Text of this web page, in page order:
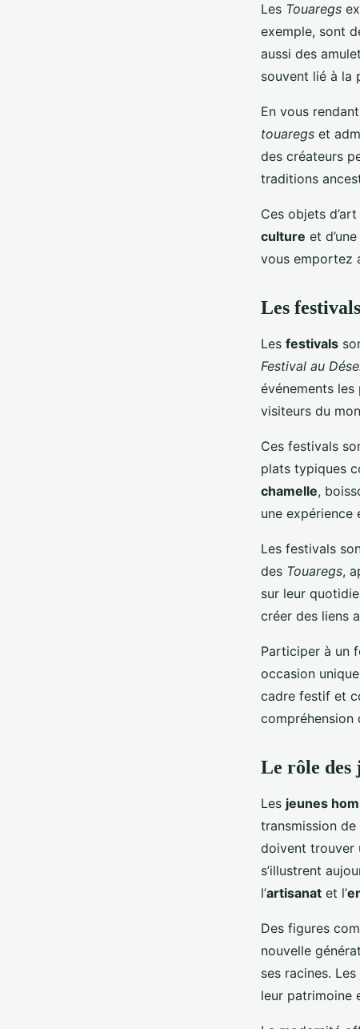
Les Touaregs
exemple, sont
aussi des
souvent lié à la
En vous
touaregs et
des créateurs
traditions
Ces objets
culture et
vous emportez
Les
Les festivals
Festival au
événements les
visiteurs du
Ces festivals
plats typiques
chamelle,
une expérience
Les festivals
des Touaregs,
sur leur
créer des liens
Participer à un
occasion
cadre festif et
compréhension
Le rôle des
Les jeunes
transmission de
doivent trouver
s’illustrent
l’artisanat et l’
Des figures
nouvelle
ses racines. Les
leur patrimoine